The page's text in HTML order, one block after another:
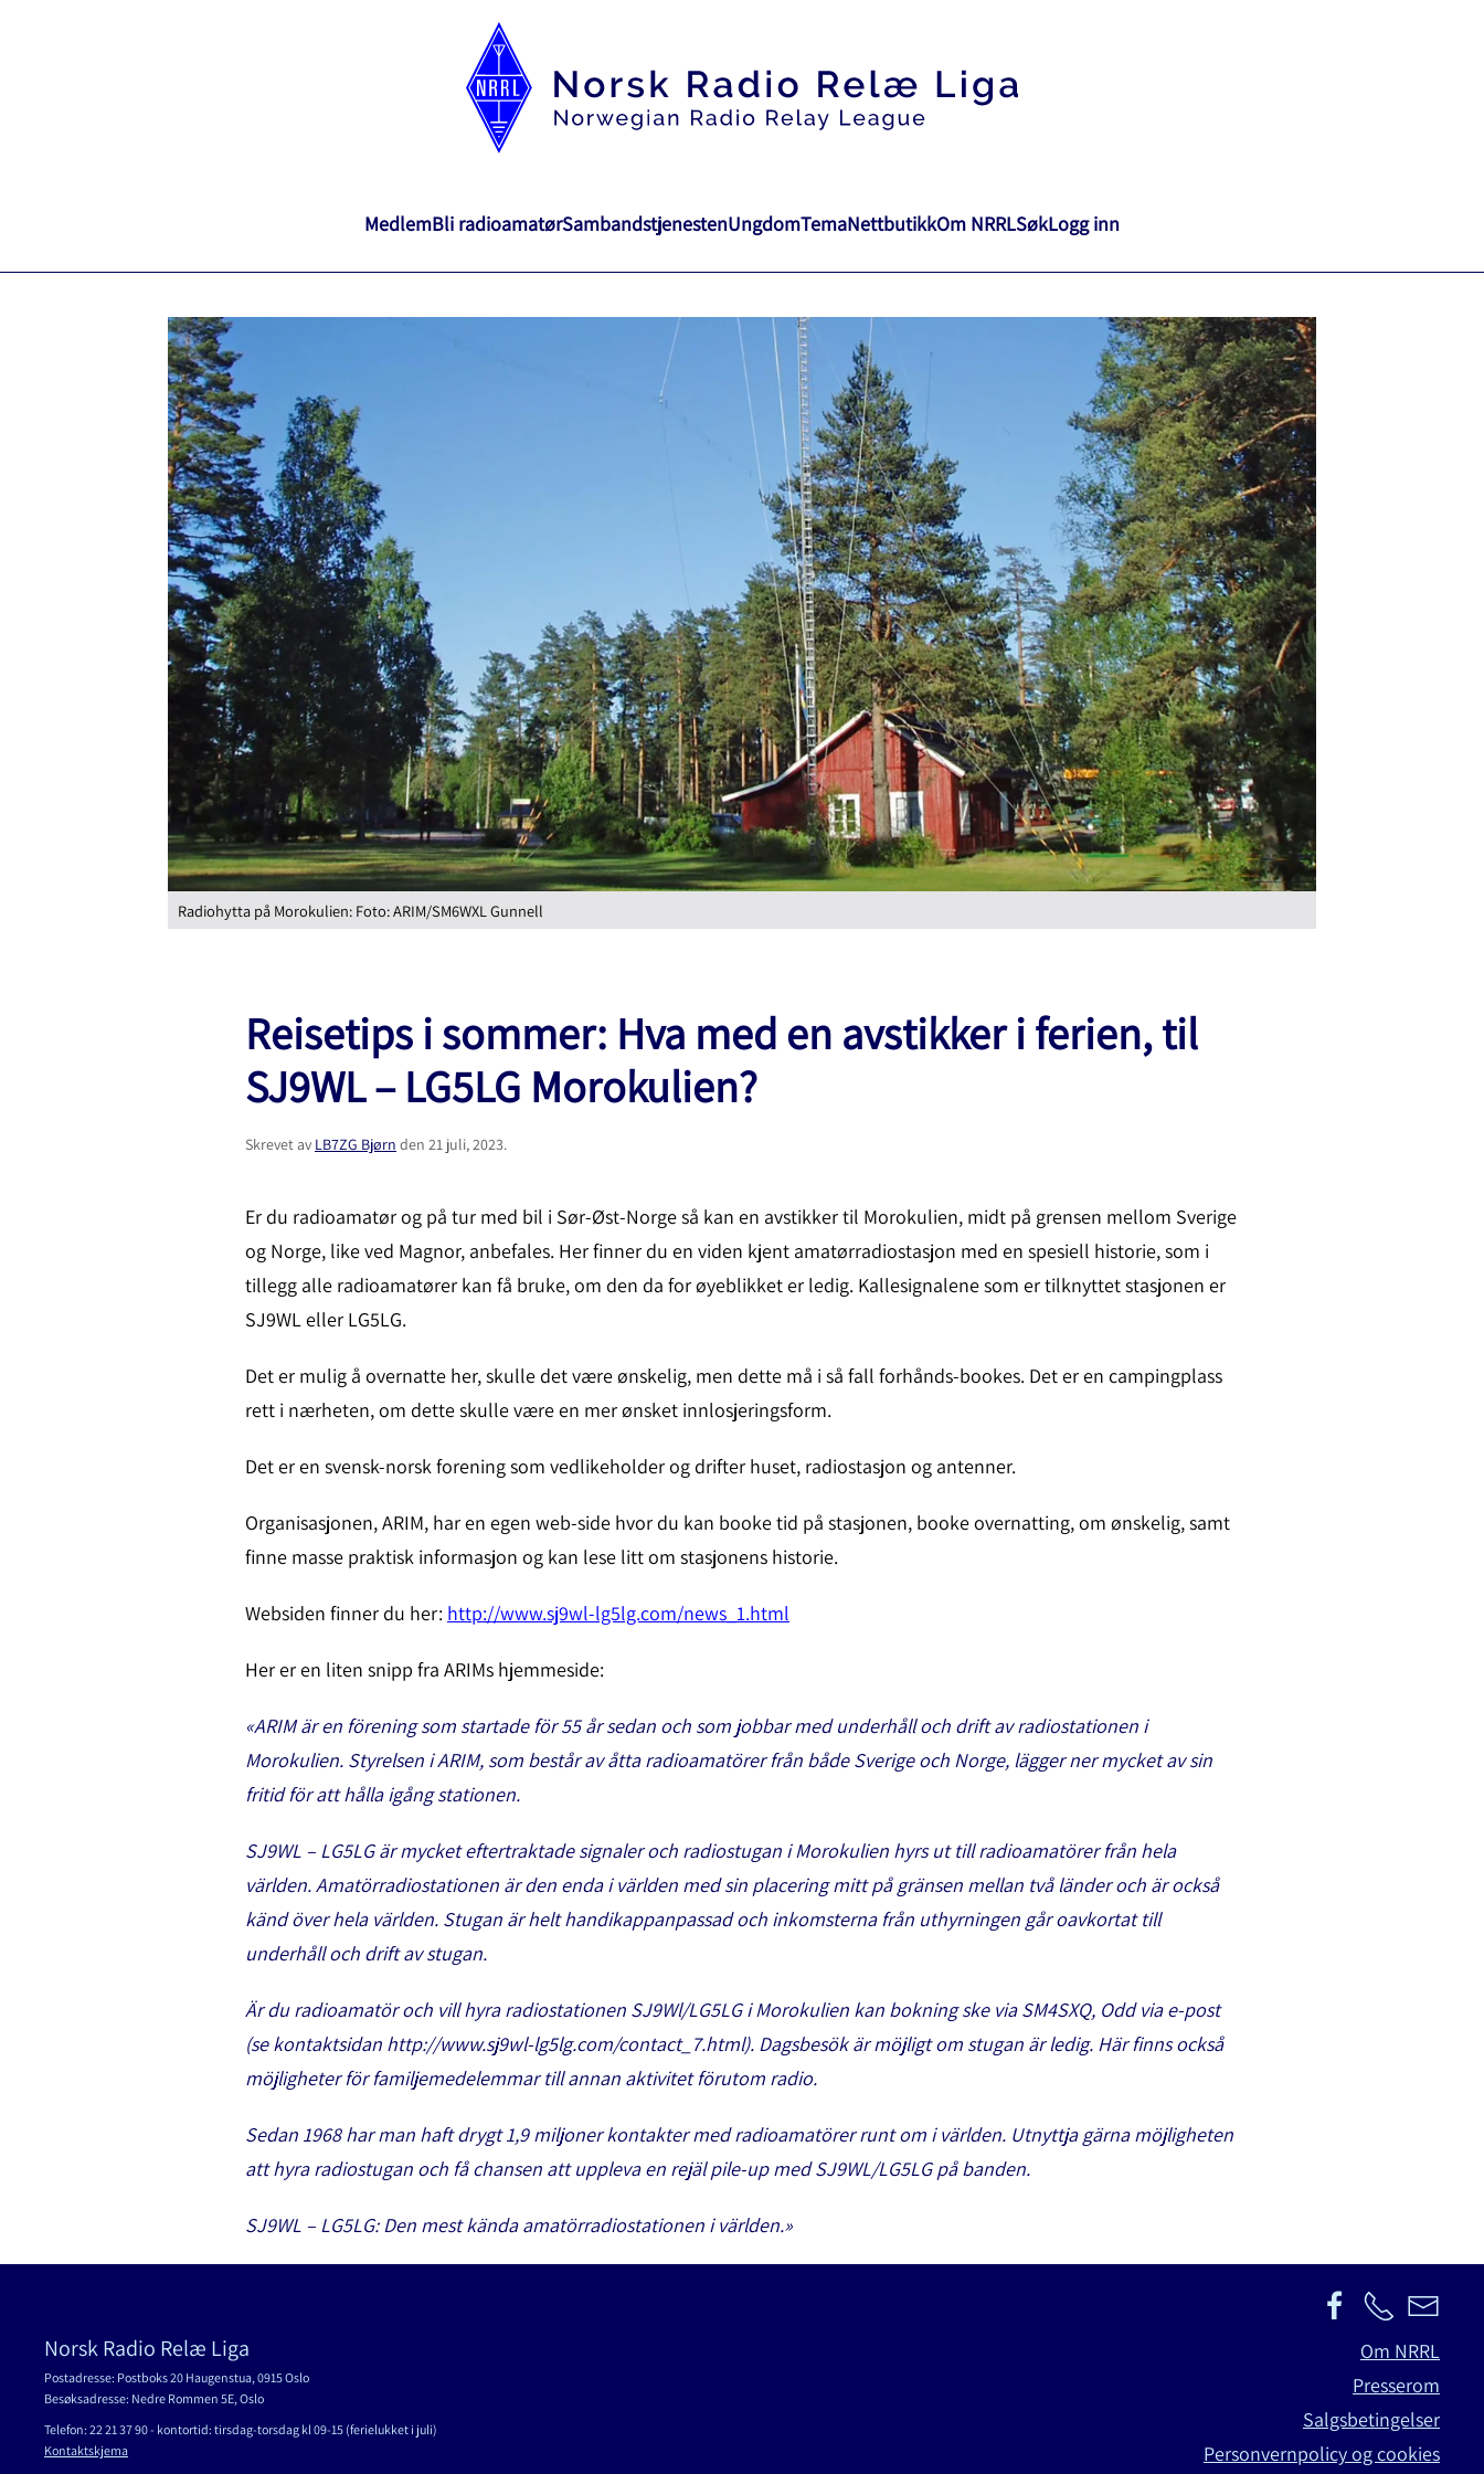
MedlemBli radioamatørSambandstjenestenUngdomTemaNettbutikkOm NRRLSøkLogg inn
Radiohytta på Morokulien: Foto: ARIM/SM6WXL Gunnell
Reisetips i sommer: Hva med en avstikker i ferien, til
SJ9WL – LG5LG Morokulien?
Skrevet av LB7ZG Bjørn den 21 juli, 2023.
Er du radioamatør og på tur med bil i Sør-Øst-Norge så kan en avstikker til Morokulien, midt på grensen mellom Sverige
og Norge, like ved Magnor, anbefales. Her finner du en viden kjent amatørradiostasjon med en spesiell historie, som i
tillegg alle radioamatører kan få bruke, om den da for øyeblikket er ledig. Kallesignalene som er tilknyttet stasjonen er
SJ9WL eller LG5LG.
Det er mulig å overnatte her, skulle det være ønskelig, men dette må i så fall forhånds-bookes. Det er en campingplass
rett i nærheten, om dette skulle være en mer ønsket innlosjeringsform.
Det er en svensk-norsk forening som vedlikeholder og drifter huset, radiostasjon og antenner.
Organisasjonen, ARIM, har en egen web-side hvor du kan booke tid på stasjonen, booke overnatting, om ønskelig, samt
finne masse praktisk informasjon og kan lese litt om stasjonens historie.
Websiden finner du her: http://www.sj9wl-lg5lg.com/news_1.html
Her er en liten snipp fra ARIMs hjemmeside:
«ARIM är en förening som startade för 55 år sedan och som jobbar med underhåll och drift av radiostationen i
Morokulien. Styrelsen i ARIM, som består av åtta radioamatörer från både Sverige och Norge, lägger ner mycket av sin
fritid för att hålla igång stationen.
SJ9WL – LG5LG är mycket eftertraktade signaler och radiostugan i Morokulien hyrs ut till radioamatörer från hela
världen. Amatörradiostationen är den enda i världen med sin placering mitt på gränsen mellan två länder och är också
känd över hela världen. Stugan är helt handikappanpassad och inkomsterna från uthyrningen går oavkortat till
underhåll och drift av stugan.
Är du radioamatör och vill hyra radiostationen SJ9Wl/LG5LG i Morokulien kan bokning ske via SM4SXQ, Odd via e-post
(se kontaktsidan http://www.sj9wl-lg5lg.com/contact_7.html). Dagsbesök är möjligt om stugan är ledig. Här finns också
möjligheter för familjemedelemmar till annan aktivitet förutom radio.
Sedan 1968 har man haft drygt 1,9 miljoner kontakter med radioamatörer runt om i världen. Utnyttja gärna möjligheten
att hyra radiostugan och få chansen att uppleva en rejäl pile-up med SJ9WL/LG5LG på banden.
SJ9WL – LG5LG: Den mest kända amatörradiostationen i världen.»
Norsk Radio Relæ Liga
Postadresse: Postboks 20 Haugenstua, 0915 Oslo
Besøksadresse: Nedre Rommen 5E, Oslo
Telefon: 22 21 37 90 - kontortid: tirsdag-torsdag kl 09-15 (ferielukket i juli)
Kontaktskjema
Om NRRL
Presserom
Salgsbetingelser
Personvernpolicy og cookies